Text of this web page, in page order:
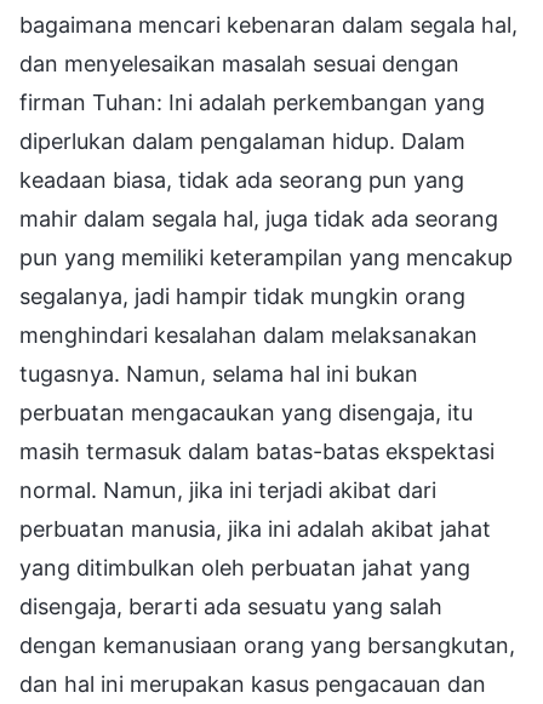
bagaimana mencari kebenaran dalam segala hal,
dan menyelesaikan masalah sesuai dengan
firman Tuhan: Ini adalah perkembangan yang
diperlukan dalam pengalaman hidup. Dalam
keadaan biasa, tidak ada seorang pun yang
mahir dalam segala hal, juga tidak ada seorang
pun yang memiliki keterampilan yang mencakup
segalanya, jadi hampir tidak mungkin orang
menghindari kesalahan dalam melaksanakan
tugasnya. Namun, selama hal ini bukan
perbuatan mengacaukan yang disengaja, itu
masih termasuk dalam batas-batas ekspektasi
normal. Namun, jika ini terjadi akibat dari
perbuatan manusia, jika ini adalah akibat jahat
yang ditimbulkan oleh perbuatan jahat yang
disengaja, berarti ada sesuatu yang salah
dengan kemanusiaan orang yang bersangkutan,
dan hal ini merupakan kasus pengacauan dan